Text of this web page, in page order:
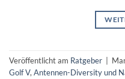
Veröffentlicht am Ratgeber
Golf V, Antennen-Diversity und